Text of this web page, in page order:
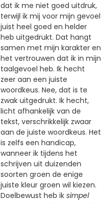
dat ik me niet goed uitdruk,
terwijl ik mij voor mijn gevoel
juist heel goed en helder
heb uitgedrukt. Dat hangt
samen met mijn karakter en
het vertrouwen dat ik in mijn
taalgevoel heb. Ik hecht
zeer aan een juiste
woordkeus. Nee, dat is te
zwak uitgedrukt. Ik hecht,
licht afhankelijk van de
tekst, verschrikkelijk zwaar
aan de juiste woordkeus. Het
is zelfs een handicap,
wanneer ik tijdens het
schrijven uit duizenden
soorten groen de enige
juiste kleur groen wil kiezen.
Doelbewust heb ik simpel